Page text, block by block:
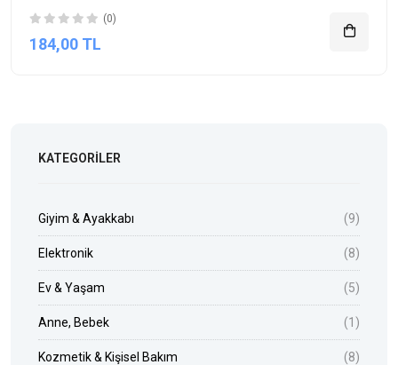
(0)
184,00 TL
KATEGORILER
Giyim & Ayakkabı (9)
Elektronik (8)
Ev & Yaşam (5)
Anne, Bebek (1)
Kozmetik & Kişisel Bakım (8)